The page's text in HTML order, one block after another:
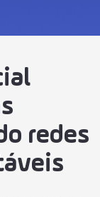
redes